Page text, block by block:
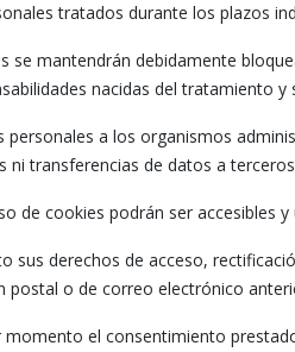
tratados durante los plazos
mantendrán debidamente
nacidas del tratamiento
personales a los organismos
transferencias de datos a
de cookies podrán ser accesibles
sus derechos de acceso,
postal o de correo electrónico
el consentimiento